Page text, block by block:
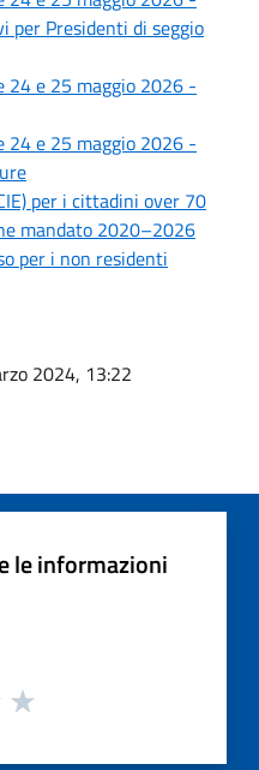
per Presidenti di seggio
e 25 maggio 2026 -
e 25 maggio 2026 -
per i cittadini over 70
mandato 2020–2026
per i non residenti
2024, 13:22
le informazioni